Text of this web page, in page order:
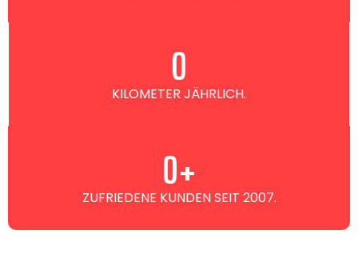
KILOMETER JÄHRLICH.
0
ZUFRIEDENE KUNDEN SEIT 2007.
0+